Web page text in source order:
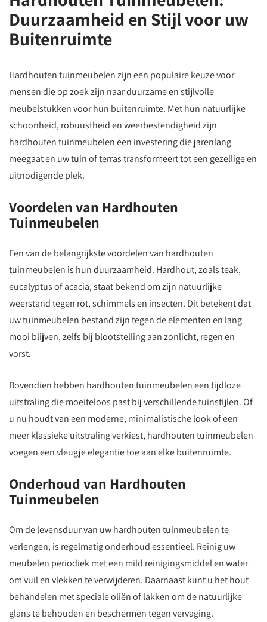
Duurzaamheid en Stijl voor uw
Buitenruimte
Hardhouten tuinmeubelen zijn een populaire keuze voor
mensen die op zoek zijn naar duurzame en stijlvolle
meubelstukken voor hun buitenruimte. Met hun natuurlijke
schoonheid, robuustheid en weerbestendigheid zijn
hardhouten tuinmeubelen een investering die jarenlang
meegaat en uw tuin of terras transformeert tot een gezellige en
uitnodigende plek.
Voordelen van Hardhouten
Tuinmeubelen
Een van de belangrijkste voordelen van hardhouten
tuinmeubelen is hun duurzaamheid. Hardhout, zoals teak,
eucalyptus of acacia, staat bekend om zijn natuurlijke
weerstand tegen rot, schimmels en insecten. Dit betekent dat
uw tuinmeubelen bestand zijn tegen de elementen en lang
mooi blijven, zelfs bij blootstelling aan zonlicht, regen en
vorst.
Bovendien hebben hardhouten tuinmeubelen een tijdloze
uitstraling die moeiteloos past bij verschillende tuinstijlen. Of
u nu houdt van een moderne, minimalistische look of een
meer klassieke uitstraling verkiest, hardhouten tuinmeubelen
voegen een vleugje elegantie toe aan elke buitenruimte.
Onderhoud van Hardhouten
Tuinmeubelen
Om de levensduur van uw hardhouten tuinmeubelen te
verlengen, is regelmatig onderhoud essentieel. Reinig uw
meubelen periodiek met een mild reinigingsmiddel en water
om vuil en vlekken te verwijderen. Daarnaast kunt u het hout
behandelen met speciale oliën of lakken om de natuurlijke
glans te behouden en beschermen tegen vervaging.